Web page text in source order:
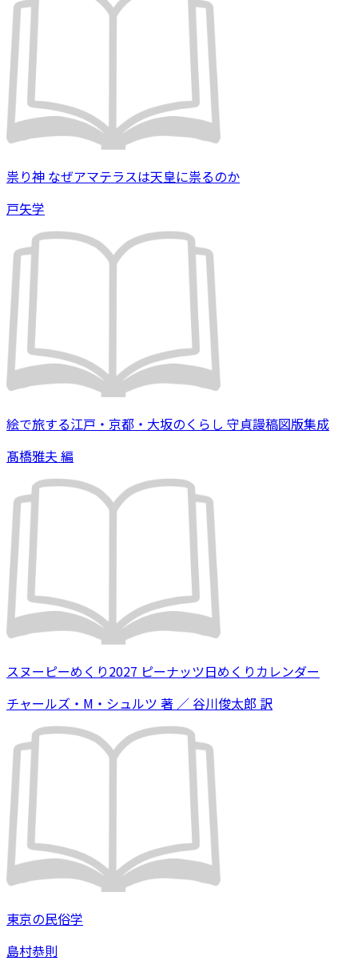
祟り神 なぜアマテラスは天皇に祟るのか
戸矢学
絵で旅する江戸・京都・大坂のくらし 守貞謾稿図版集成
髙橋雅夫 編
スヌーピーめくり2027 ピーナッツ日めくりカレンダー
チャールズ・M・シュルツ 著 ／ 谷川俊太郎 訳
東京の民俗学
島村恭則